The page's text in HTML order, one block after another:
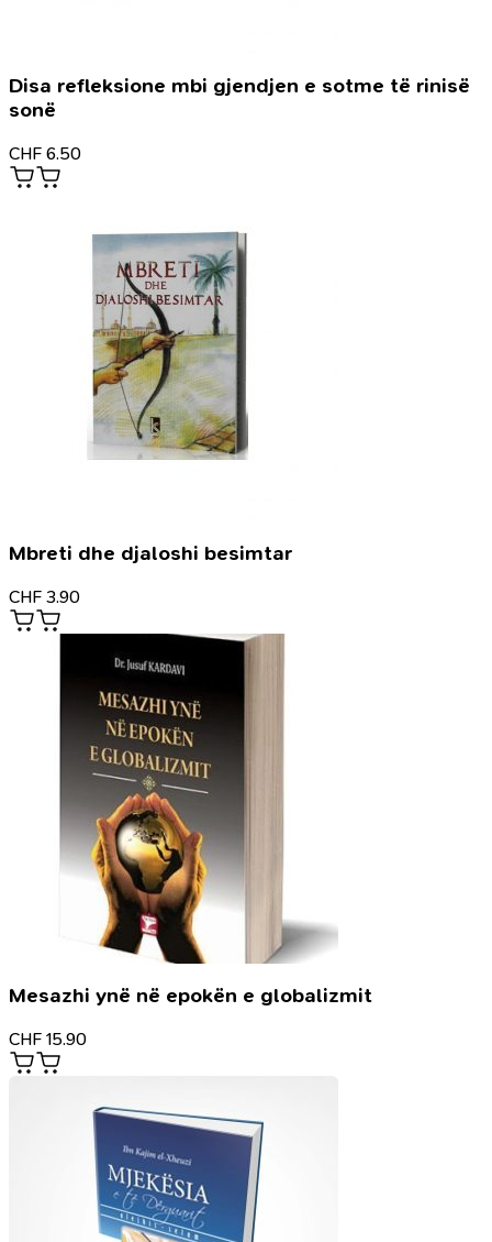
Disa refleksione mbi gjendjen e sotme të rinisë
sonë
CHF 6.50
Mbreti dhe djaloshi besimtar
CHF 3.90
Mesazhi ynë në epokën e globalizmit
CHF 15.90